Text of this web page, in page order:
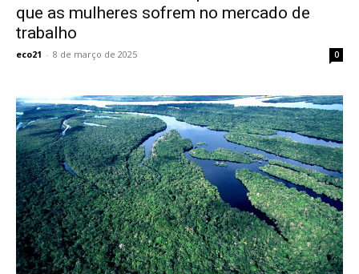
que as mulheres sofrem no mercado de
trabalho
eco21 - 8 de março de 2025 0